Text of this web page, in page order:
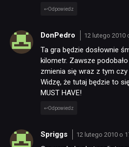
Odpowiedz
DonPedro 12 lutego 2010
Ta gra będzie dosłownie
kilometr. Zawsze
zmienia się wraz z tym czy
Widzę, że tutaj będzie to
MUST HAVE!
Odpowiedz
Spriggs 12 lutego 2010 o